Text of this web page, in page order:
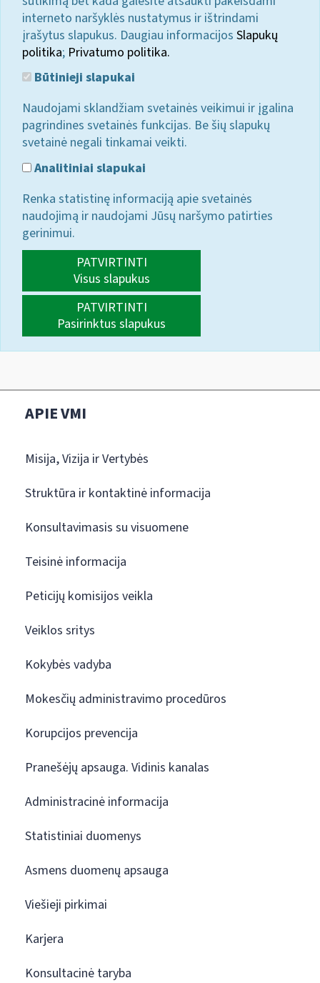
interneto naršyklės nustatymus ir ištrindami
įrašytus slapukus. Daugiau informacijos Slapukų
politika; Privatumo politika.
Būtinieji slapukai
Naudojami sklandžiam svetainės veikimui ir įgalina
pagrindines svetainės funkcijas. Be šių slapukų
svetainė negali tinkamai veikti.
Analitiniai slapukai
Renka statistinę informaciją apie svetainės
naudojimą ir naudojami Jūsų naršymo patirties
gerinimui.
PATVIRTINTI
Visus slapukus
PATVIRTINTI
Pasirinktus slapukus
APIE VMI
Misija, Vizija ir Vertybės
Struktūra ir kontaktinė informacija
Konsultavimasis su visuomene
Teisinė informacija
Peticijų komisijos veikla
Veiklos sritys
Kokybės vadyba
Mokesčių administravimo procedūros
Korupcijos prevencija
Pranešėjų apsauga. Vidinis kanalas
Administracinė informacija
Statistiniai duomenys
Asmens duomenų apsauga
Viešieji pirkimai
Karjera
Konsultacinė taryba